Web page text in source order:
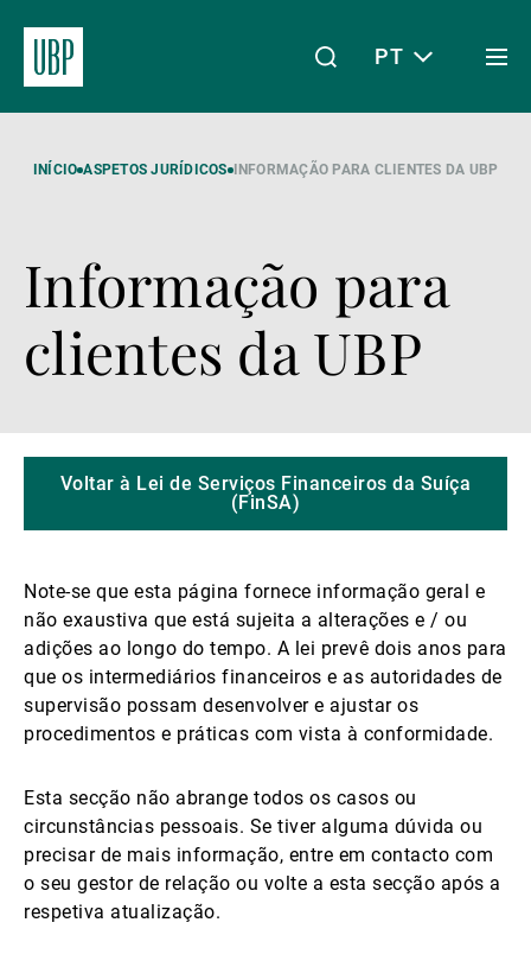
O meu acesso
Acerca da UBP
Gestão de património
Gestão de ativos
Notícias e informação
Linkedin
Instagram
X Facebook
Youtube
WeChat
Spotify
PT
INÍCIO ASPETOS JURÍDICOS INFORMAÇÃO PARA CLIENTES DA UBP
Informação para
clientes da UBP
Voltar à Lei de Serviços Financeiros da Suíça
(FinSA)
Note-se que esta página fornece informação geral e
não exaustiva que está sujeita a alterações e / ou
adições ao longo do tempo. A lei prevê dois anos para
que os intermediários financeiros e as autoridades de
supervisão possam desenvolver e ajustar os
procedimentos e práticas com vista à conformidade.
Esta secção não abrange todos os casos ou
circunstâncias pessoais. Se tiver alguma dúvida ou
precisar de mais informação, entre em contacto com
o seu gestor de relação ou volte a esta secção após a
respetiva atualização.